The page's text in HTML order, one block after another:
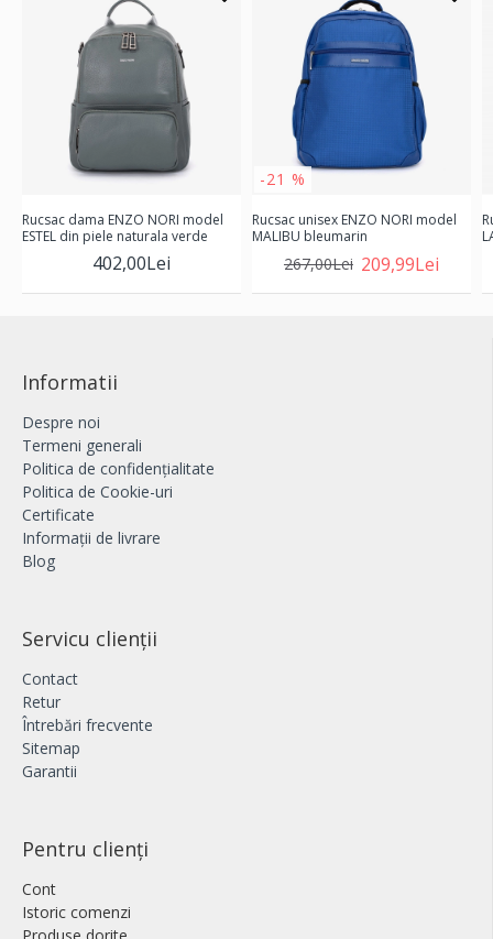
Rucsac dama ENZO NORI model
ESTEL din piele naturala verde
402,00Lei
-21 %
Rucsac unisex ENZO NORI model
MALIBU bleumarin
209,99Lei
267,00Lei
Informatii
Despre noi
Termeni generali
Politica de confidențialitate
Politica de Cookie-uri
Certificate
Informații de livrare
Blog
Servicu clienții
Contact
Retur
Întrebări frecvente
Sitemap
Garantii
Pentru clienți
Cont
Istoric comenzi